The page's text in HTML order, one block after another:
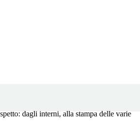
dagli interni, alla stampa delle varie